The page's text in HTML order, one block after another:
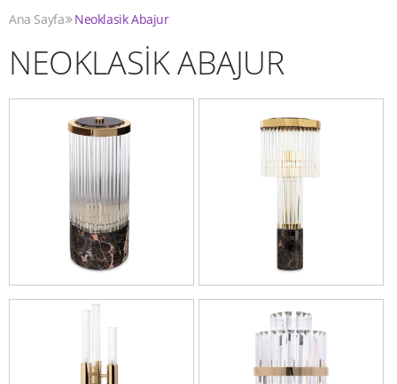
Ana Sayfa Neoklasik Abajur
NEOKLASİK ABAJUR